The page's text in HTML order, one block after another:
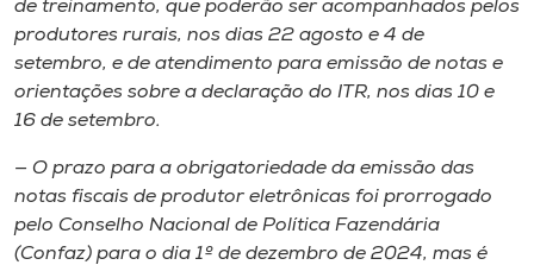
Selecione
o idioma
A+
A-
de treinamento, que poderão ser acompanhados pelos
produtores rurais, nos dias 22 agosto e 4 de
setembro, e de atendimento para emissão de notas e
orientações sobre a declaração do ITR, nos dias 10 e
16 de setembro.
— O prazo para a obrigatoriedade da emissão das
notas fiscais de produtor eletrônicas foi prorrogado
pelo Conselho Nacional de Política Fazendária
(Confaz) para o dia 1º de dezembro de 2024, mas é